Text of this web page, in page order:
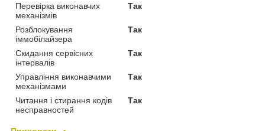
Перевірка виконавчих
механізмів
Так
Розблокування
іммобілайзера
Так
Скидання сервісних
інтервалів
Так
Управління виконавчими
механізмами
Так
Читання і стирання кодів
несправностей
Так